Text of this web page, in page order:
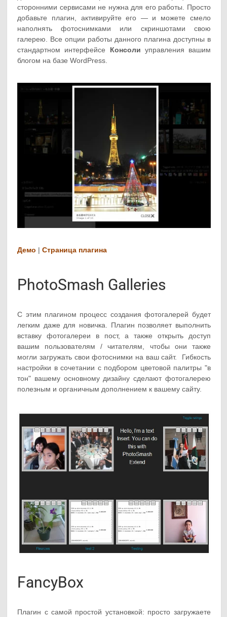
сторонними сервисами не нужна для его работы. Просто
добавьте плагин, активируйте его — и можете смело
наполнять фотоснимками или скриншотами свою
галерею. Все опции работы данного плагина доступны в
стандартном интерфейсе Консоли управления вашим
блогом на базе WordPress.
Демо |Страница плагина
PhotoSmash Galleries
С этим плагином процесс создания фотогалерей будет
легким даже для новичка. Плагин позволяет выполнить
вставку фотогалереи в пост, а также открыть доступ
вашим пользователям / читателям, чтобы они также
могли загружать свои фотоснимки на ваш сайт. Гибкость
настройки в сочетании с подбором цветовой палитры "в
тон" вашему основному дизайну сделают фотогалерею
полезным и органичным дополнением к вашему сайту.
FancyBox
Плагин с самой простой установкой: просто загружаете